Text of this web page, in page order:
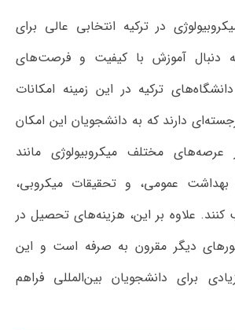
در ترکیه انتخابی عالی برای
دنبال آموزش با کیفیت و فرصت‌های
ترکیه در این زمینه امکانات
دارند که به دانشجویان این امکان
مختلف میکروبیولوژی مانند
بهداشت عمومی، و تحقیقات میکروبی،
علاوه بر این، هزینه‌های تحصیل در
دیگر مقرون به صرفه است و این
برای دانشجویان بین‌المللی فراهم